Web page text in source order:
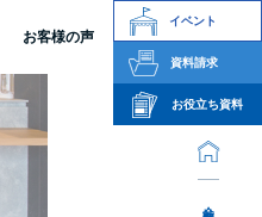
お客様の声
イベント
資料請求
お役立ち資料